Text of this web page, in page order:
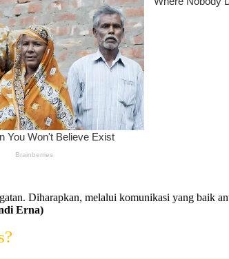
Diharapkan, melalui komunikasi yang baik
Erna)